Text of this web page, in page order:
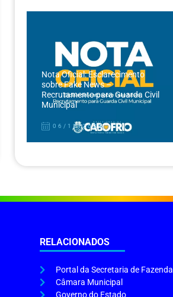
Nota Oficial: Esclarecimento
sobre Fake News –
Recrutamento para Guarda Civil
Municipal
06/12/2024
RELACIONADOS
Portal da Secretaria de Fazenda
Câmara Municipal
Governo do Estado